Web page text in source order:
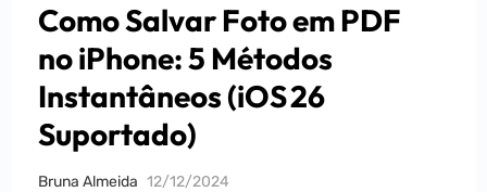
Como Salvar Foto em PDF
no iPhone: 5 Métodos
Instantâneos (iOS 26
Suportado)
Bruna Almeida 12/12/2024